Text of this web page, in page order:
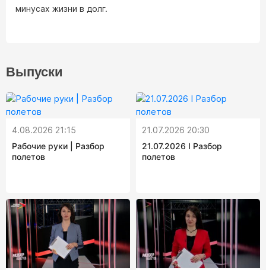
минусах жизни в долг.
Выпуски
4.08.2026 21:15
Рабочие руки | Разбор
полетов
21.07.2026 20:30
21.07.2026 I Разбор
полетов